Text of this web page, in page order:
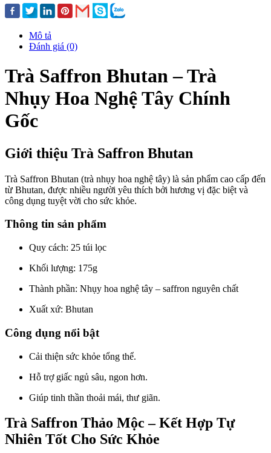
Mô tả
Đánh giá (0)
Trà Saffron Bhutan – Trà
Nhụy Hoa Nghệ Tây Chính
Gốc
Giới thiệu Trà Saffron Bhutan
Trà Saffron Bhutan (trà nhụy hoa nghệ tây) là sản phẩm cao cấp đến
từ Bhutan, được nhiều người yêu thích bởi hương vị đặc biệt và
công dụng tuyệt vời cho sức khỏe.
Thông tin sản phẩm
Quy cách: 25 túi lọc
Khối lượng: 175g
Thành phần: Nhụy hoa nghệ tây – saffron nguyên chất
Xuất xứ: Bhutan
Công dụng nổi bật
Cải thiện sức khỏe tổng thể.
Hỗ trợ giấc ngủ sâu, ngon hơn.
Giúp tinh thần thoải mái, thư giãn.
Trà Saffron Thảo Mộc – Kết Hợp Tự
Nhiên Tốt Cho Sức Khỏe